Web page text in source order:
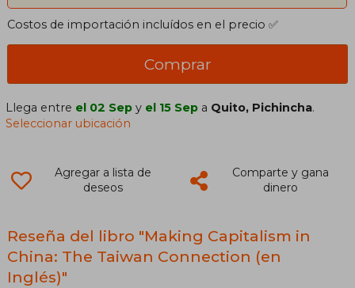
Costos de importación incluídos en el precio ✅
Comprar
Llega entre el 02 Sep y el 15 Sep a Quito, Pichincha.
Seleccionar ubicación
Agregar a lista de
deseos
Comparte y gana
dinero
Reseña del libro "Making Capitalism in
China: The Taiwan Connection (en
Inglés)"